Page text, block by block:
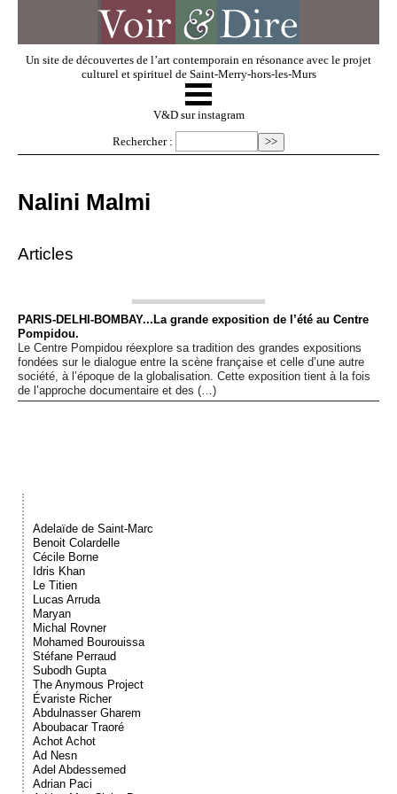
Un site de découvertes de l’art contemporain en résonance avec le projet
culturel et spirituel de Saint-Merry-hors-les-Murs
V & D
Dossiers
Événements
☰
V&D sur instagram
Rechercher :
Nalini Malmi
Articles
PARIS-DELHI-BOMBAY...La grande exposition de l’été au Centre
Pompidou.
Le Centre Pompidou réexplore sa tradition des grandes expositions
fondées sur le dialogue entre la scène française et celle d’une autre
société, à l’époque de la globalisation. Cette exposition tient à la fois
de l’approche documentaire et des (…)
Adelaïde de Saint-Marc
Benoit Colardelle
Cécile Borne
Idris Khan
Le Titien
Lucas Arruda
Maryan
Michal Rovner
Mohamed Bourouissa
Stéfane Perraud
Subodh Gupta
The Anymous Project
Évariste Richer
Abdulnasser Gharem
Aboubacar Traoré
Achot Achot
Ad Nesn
Adel Abdessemed
Adrian Paci